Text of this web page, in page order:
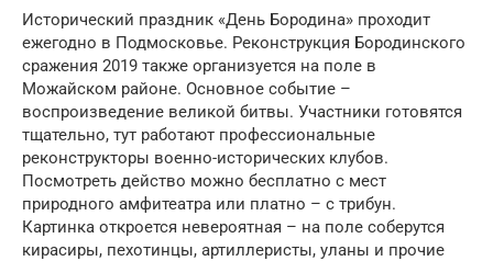
Исторический праздник «День Бородина» проходит
ежегодно в Подмосковье. Реконструкция Бородинского
сражения 2019 также организуется на поле в
Можайском районе. Основное событие –
воспроизведение великой битвы. Участники готовятся
тщательно, тут работают профессиональные
реконструкторы военно-исторических клубов.
Посмотреть действо можно бесплатно с мест
природного амфитеатра или платно – с трибун.
Картинка откроется невероятная – на поле соберутся
кирасиры, пехотинцы, артиллеристы, уланы и прочие